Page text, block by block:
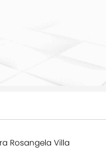
Rosangela Villa